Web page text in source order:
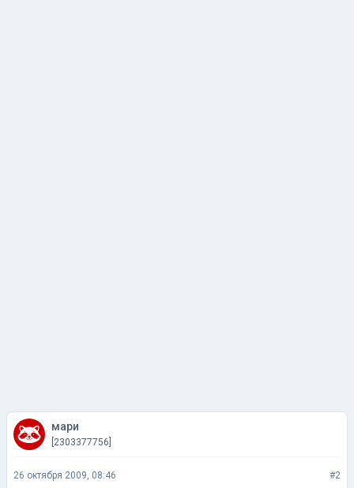
мари
[2303377756]
26 октября 2009, 08:46 #2